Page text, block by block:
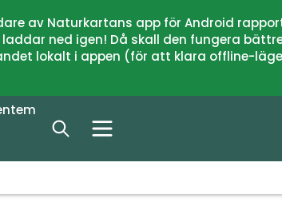
av Naturkartans app för Android
ned igen! Då skall den fungera
lokalt i appen (för att klara offline-